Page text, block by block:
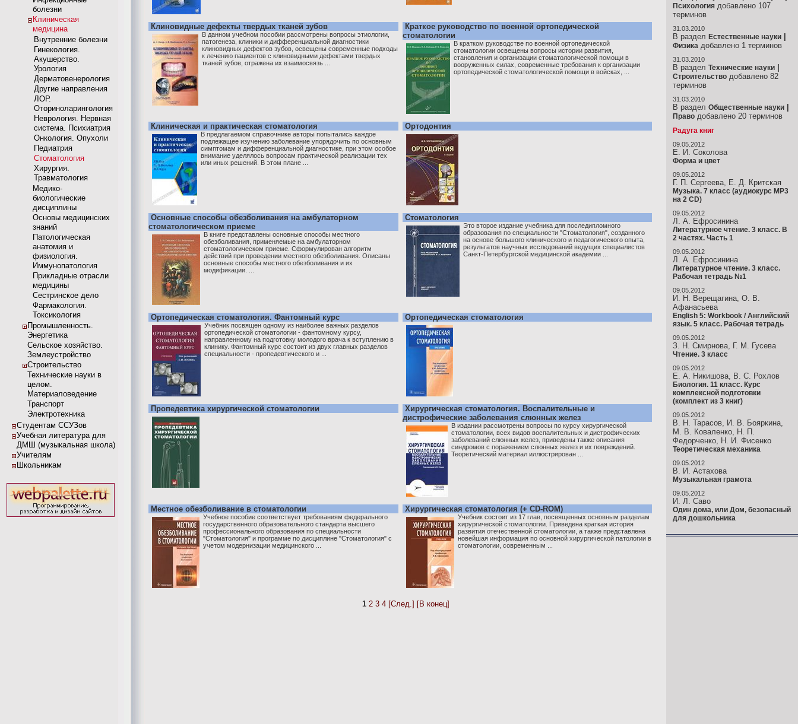
болезни
Клиническая
медицина
Внутренние болезни
Гинекология.
Акушерство.
Урология
Дерматовенерология
Другие направления
ЛОР.
Оториноларингология
Неврология. Нервная
система. Психиатрия
Онкология. Опухоли
Педиатрия
Стоматология
Хирургия.
Травматология
Медико-
биологические
дисциплины
Основы медицинских
знаний
Патологическая
анатомия и
физиология.
Иммунопатология
Прикладные отрасли
медицины
Сестринское дело
Фармакология.
Токсикология
Промышленность.
Энергетика
Сельское хозяйство.
Землеустройство
Строительство
Технические науки в
целом.
Материаловедение
Транспорт
Электротехника
Студентам ССУЗов
Учебная литература для
ДМШ (музыкальная школа)
Учителям
Школьникам
Клиновидные дефекты твердых тканей зубов
В данном учебном пособии рассмотрены вопросы этиологии,
патогенеза, клиники и дифференциальной диагностики
клиновидных дефектов зубов, освещены современные подходы
к лечению пациентов с клиновидными дефектами твердых
тканей зубов, отражена их взаимосвязь ...
Краткое руководство по военной ортопедической
стоматологии
В кратком руководстве по военной ортопедической
стоматологии освещены вопросы истории развития,
становления и организации стоматологической помощи в
вооруженных силах, современные требования к организации
ортопедической стоматологической помощи в войсках, ...
Клиническая и практическая стоматология
В предлагаемом справочнике авторы попытались каждое
подлежащее изучению заболевание упорядочить по основным
симптомам и дифференциальной диагностике, при этом особое
внимание уделялось вопросам практической реализации тех
или иных решений. В этом плане ...
Ортодонтия
Основные способы обезболивания на амбулаторном
стоматологическом приеме
В книге представлены основные способы местного
обезболивания, применяемые на амбулаторном
стоматологическом приеме. Сформулирован алгоритм
действий при проведении местного обезболивания. Описаны
основные способы местного обезболивания и их
модификации. ...
Стоматология
Это второе издание учебника для последипломного
образования по специальности "Стоматология", созданного
на основе большого клинического и педагогического опыта,
результатов научных исследований ведущих специалистов
Санкт-Петербургской медицинской академии ...
Ортопедическая стоматология. Фантомный курс
Учебник посвящен одному из наиболее важных разделов
ортопедической стоматологии - фантомному курсу,
направленному на подготовку молодого врача к вступлению в
клинику. Фантомный курс состоит из двух главных разделов
специальности - пропедевтического и ...
Ортопедическая стоматология
Пропедевтика хирургической стоматологии
Хирургическая стоматология. Воспалительные и
дистрофические заболевания слюнных желез
В издании рассмотрены вопросы по курсу хирургической
стоматологии, всех видов воспалительных и дистрофических
заболеваний слюнных желез, приведены также описания
синдромов с поражением слюнных желез и их повреждений.
Теоретический материал иллюстрирован ...
Местное обезболивание в стоматологии
Учебное пособие соответствует требованиям федерального
государственного образовательного стандарта высшего
профессионального образования по специальности
"Стоматология" и программе по дисциплине "Стоматология" с
учетом модернизации медицинского ...
Хирургическая стоматология (+ CD-ROM)
Учебник состоит из 17 глав, посвященных основным разделам
хирургической стоматологии. Приведена краткая история
развития отечественной стоматологии, а также представлена
новейшая информация по основной хирургической патологии в
стоматологии, современным ...
1 2 3 4 [След.] [В конец]
Психология добавлено 107
терминов
31.03.2010
В раздел Естественные науки
Физика добавлено 1 терминов
31.03.2010
В раздел Технические науки
Строительство добавлено 82
терминов
31.03.2010
В раздел Общественные науки
Право добавлено 20 терминов
Радуга книг
09.05.2012
Е. И. Соколова
Форма и цвет
09.05.2012
Г. П. Сергеева, Е. Д. Критская
Музыка. 7 класс (аудиокурс MP3
на 2 CD)
09.05.2012
Л. А. Ефросинина
Литературное чтение. 3 класс. В
2 частях. Часть 1
09.05.2012
Л. А. Ефросинина
Литературное чтение. 3 класс.
Рабочая тетрадь №1
09.05.2012
И. Н. Верещагина, О. В.
Афанасьева
English 5: Workbook / Английский
язык. 5 класс. Рабочая тетрадь
09.05.2012
З. Н. Смирнова, Г. М. Гусева
Чтение. 3 класс
09.05.2012
Е. А. Никишова, В. С. Рохлов
Биология. 11 класс. Курс
комплексной подготовки
(комплект из 3 книг)
09.05.2012
В. Н. Тарасов, И. В. Бояркина,
М. В. Коваленко, Н. П.
Федорченко, Н. И. Фисенко
Теоретическая механика
09.05.2012
В. И. Астахова
Музыкальная грамота
09.05.2012
И. Л. Саво
Один дома, или Дом, безопасный
для дошкольника